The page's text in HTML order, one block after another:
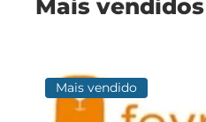
Mais vendidos
Mais vendido